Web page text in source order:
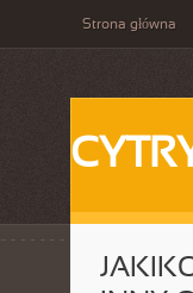
Strona główna